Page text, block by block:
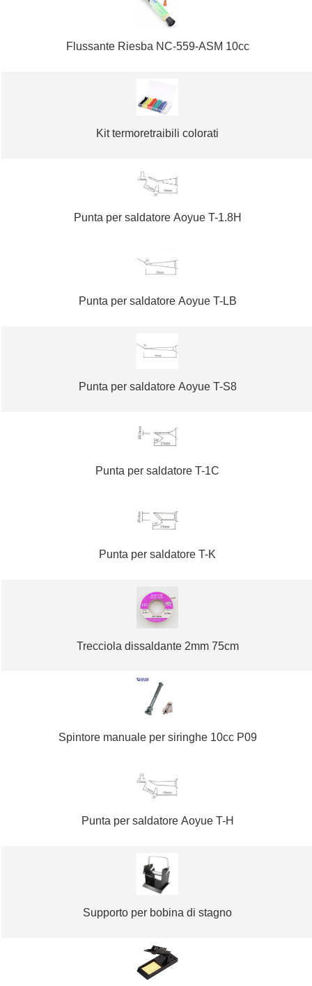
Flussante Riesba NC-559-ASM 10cc
Kit termoretraibili colorati
Punta per saldatore Aoyue T-1.8H
Punta per saldatore Aoyue T-LB
Punta per saldatore Aoyue T-S8
Punta per saldatore T-1C
Punta per saldatore T-K
Trecciola dissaldante 2mm 75cm
Spintore manuale per siringhe 10cc P09
Punta per saldatore Aoyue T-H
Supporto per bobina di stagno